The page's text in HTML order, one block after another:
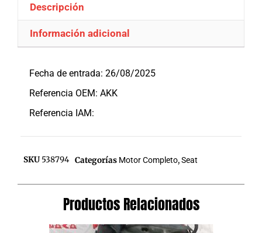
Descripción
Información adicional
Fecha de entrada: 26/08/2025
Referencia OEM: AKK
Referencia IAM:
SKU 538794 Categorías Motor Completo,Seat
Productos Relacionados